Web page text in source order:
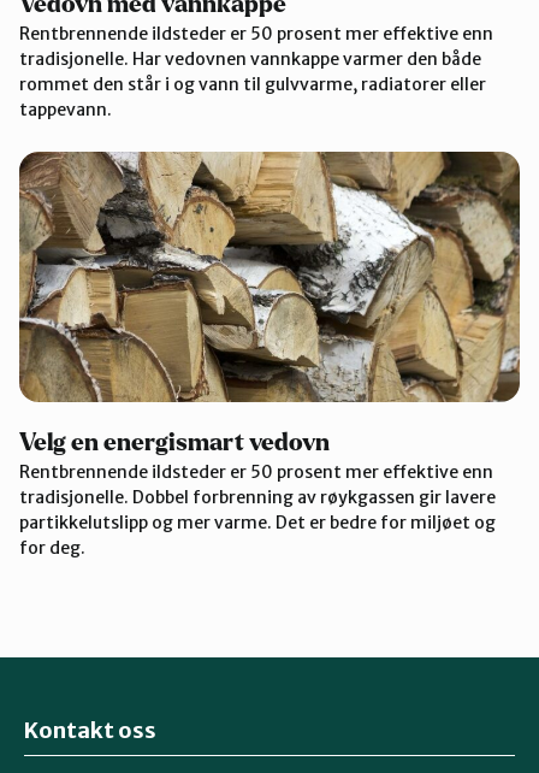
Rentbrennende ildsteder er 50 prosent mer effektive enn
tradisjonelle. Har vedovnen vannkappe varmer den både
rommet den står i og vann til gulvvarme, radiatorer eller
tappevann.
Velg en energismart vedovn
Rentbrennende ildsteder er 50 prosent mer effektive enn
tradisjonelle. Dobbel forbrenning av røykgassen gir lavere
partikkelutslipp og mer varme. Det er bedre for miljøet og
for deg.
Kontakt oss